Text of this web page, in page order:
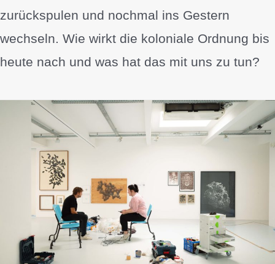
zurückspulen und nochmal ins Gestern
wechseln. Wie wirkt die koloniale Ordnung bis
heute nach und was hat das mit uns zu tun?